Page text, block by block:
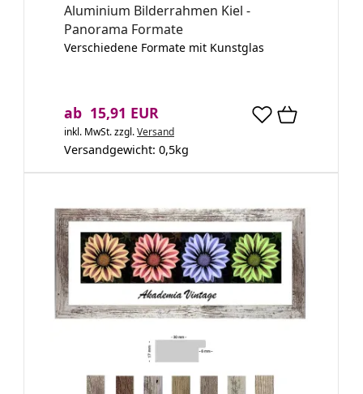
Aluminium Bilderrahmen Kiel -
Panorama Formate
Verschiedene Formate mit Kunstglas
ab 15,91 EUR
inkl. MwSt.zzgl.Versand
Versandgewicht: 0,5kg